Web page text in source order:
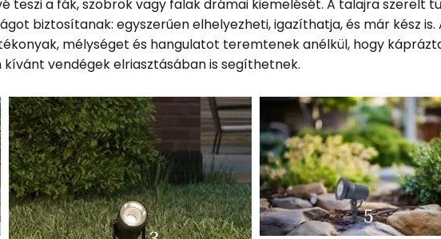
teszi a fák, szobrok vagy falak drámai kiemelését. A talajra szerelt
biztosítanak: egyszerűen elhelyezheti, igazíthatja, és már kész is.
mélységet és hangulatot teremtenek anélkül, hogy
kívánt vendégek elriasztásában is segíthetnek.